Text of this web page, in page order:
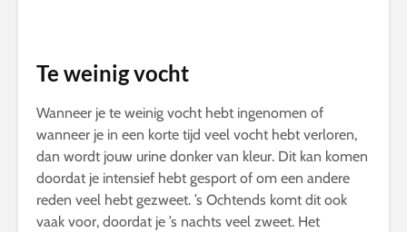
Te weinig vocht
Wanneer je te weinig vocht hebt ingenomen of
wanneer je in een korte tijd veel vocht hebt verloren,
dan wordt jouw urine donker van kleur. Dit kan komen
doordat je intensief hebt gesport of om een andere
reden veel hebt gezweet. ’s Ochtends komt dit ook
vaak voor, doordat je ’s nachts veel zweet. Het